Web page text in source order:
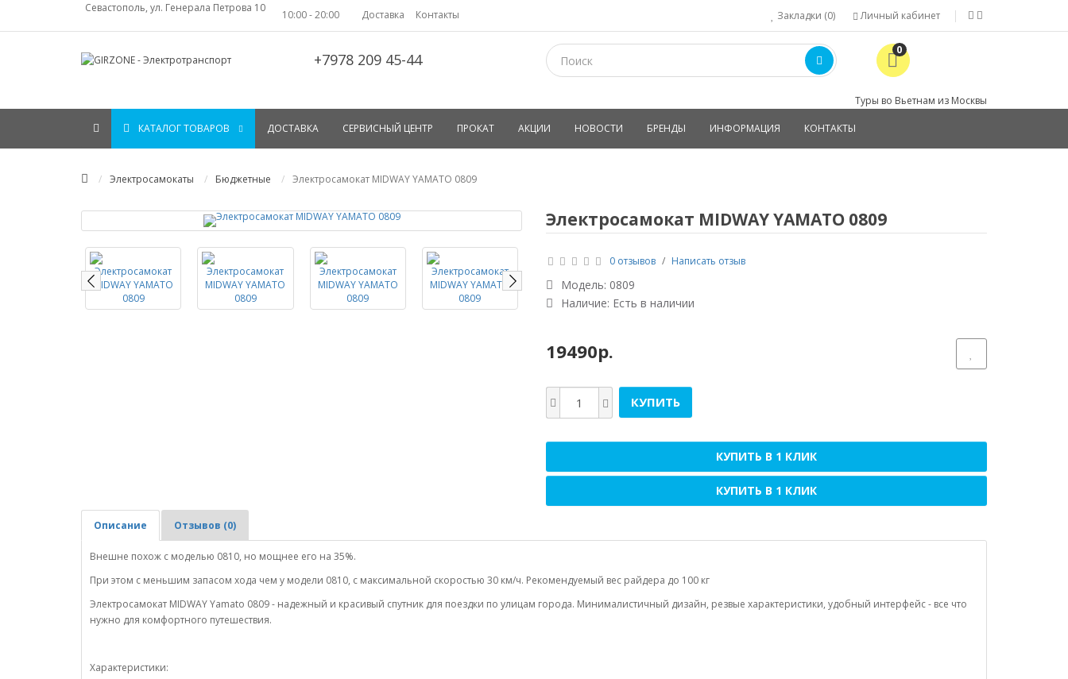
Севастополь, ул. Генерала Петрова 10
10:00 - 20:00 Доставка Контакты Личный кабинет
Закладки (0)
+7978 209 45-44 0
Туры во Вьетнам из Москвы
КАТАЛОГ ТОВАРОВ ДОСТАВКА СЕРВИСНЫЙ ЦЕНТР ПРОКАТ АКЦИИ НОВОСТИ БРЕНДЫ ИНФОРМАЦИЯ КОНТАКТЫ
Электросамокаты Бюджетные Электросамокат MIDWAY YAMATO 0809
Электросамокат MIDWAY YAMATO 0809
0 отзывов / Написать отзыв
Модель: 0809
Наличие: Есть в наличии
19490р.
КУПИТЬ
КУПИТЬ В 1 КЛИК
КУПИТЬ В 1 КЛИК
Описание Отзывов (0)
Внешне похож с моделью 0810, но мощнее его на 35%.
При этом с меньшим запасом хода чем у модели 0810, с максимальной скоростью 30 км/ч. Рекомендуемый вес райдера до 100 кг
Электросамокат MIDWAY Yamato 0809 - надежный и красивый спутник для поездки по улицам города. Минималистичный дизайн, резвые характеристики, удобный интерфейс - все что
нужно для комфортного путешествия.
Характеристики: